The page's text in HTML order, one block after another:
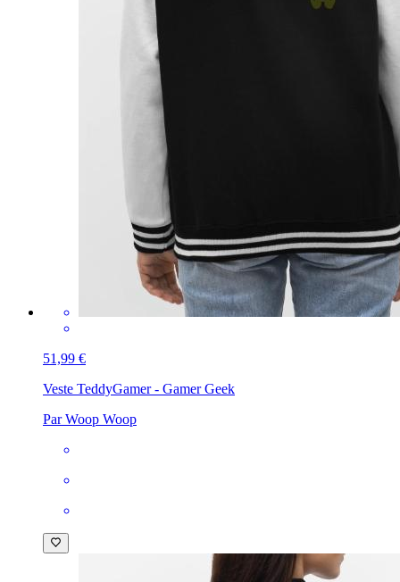
51,99 €
Veste TeddyGamer - Gamer Geek
Par Woop Woop